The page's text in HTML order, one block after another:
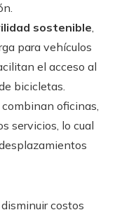
sostenible,
para vehículos
el acceso al
bicicletas.
oficinas,
servicios, lo cual
costos